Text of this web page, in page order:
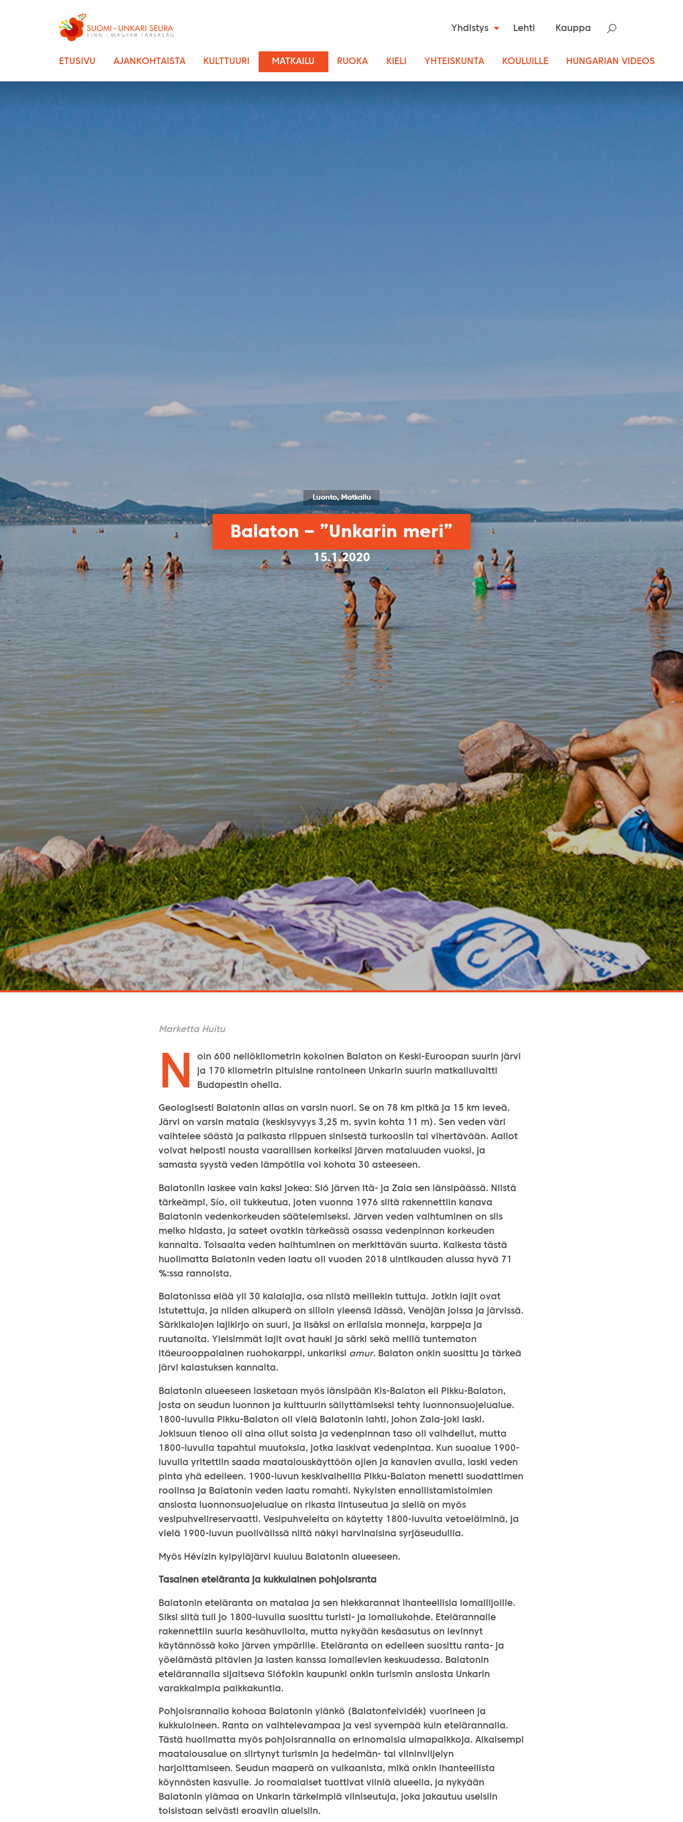
Yhdistys Lehti Kauppa
ETUSIVU AJANKOHTAISTA KULTTUURI MATKAILU RUOKA KIELI YHTEISKUNTA KOULUILLE HUNGARIAN VIDEOS
Luonto, Matkailu
Balaton – ”Unkarin meri”
15.1.2020
Marketta Huitu
N
oin 600 neliökilometrin kokoinen Balaton on Keski-Euroopan suurin järvi
ja 170 kilometrin pituisine rantoineen Unkarin suurin matkailuvaltti
Budapestin ohella.
Geologisesti Balatonin allas on varsin nuori. Se on 78 km pitkä ja 15 km leveä.
Järvi on varsin matala (keskisyvyys 3,25 m, syvin kohta 11 m). Sen veden väri
vaihtelee säästä ja paikasta riippuen sinisestä turkoosiin tai vihertävään. Aallot
voivat helposti nousta vaarallisen korkeiksi järven mataluuden vuoksi, ja
samasta syystä veden lämpötila voi kohota 30 asteeseen.
Balatoniin laskee vain kaksi jokea: Sió järven itä- ja Zala sen länsipäässä. Niistä
tärkeämpi, Sío, oli tukkeutua, joten vuonna 1976 siitä rakennettiin kanava
Balatonin vedenkorkeuden säätelemiseksi. Järven veden vaihtuminen on siis
melko hidasta, ja sateet ovatkin tärkeässä osassa vedenpinnan korkeuden
kannalta. Toisaalta veden haihtuminen on merkittävän suurta. Kaikesta tästä
huolimatta Balatonin veden laatu oli vuoden 2018 uintikauden alussa hyvä 71
%:ssa rannoista.
Balatonissa elää yli 30 kalalajia, osa niistä meillekin tuttuja. Jotkin lajit ovat
istutettuja, ja niiden alkuperä on silloin yleensä idässä, Venäjän joissa ja järvissä.
Särkikalojen lajikirjo on suuri, ja lisäksi on erilaisia monneja, karppeja ja
ruutanoita. Yleisimmät lajit ovat hauki ja särki sekä meillä tuntematon
itäeurooppalainen ruohokarppi, unkariksi amur. Balaton onkin suosittu ja tärkeä
järvi kalastuksen kannalta.
Balatonin alueeseen lasketaan myös länsipään Kis-Balaton eli Pikku-Balaton,
josta on seudun luonnon ja kulttuurin säilyttämiseksi tehty luonnonsuojelualue.
1800-luvulla Pikku-Balaton oli vielä Balatonin lahti, johon Zala-joki laski.
Jokisuun tienoo oli aina ollut soista ja vedenpinnan taso oli vaihdellut, mutta
1800-luvulla tapahtui muutoksia, jotka laskivat vedenpintaa. Kun suoalue 1900-
luvulla yritettiin saada maatalouskäyttöön ojien ja kanavien avulla, laski veden
pinta yhä edelleen. 1900-luvun keskivaiheilla Pikku-Balaton menetti suodattimen
roolinsa ja Balatonin veden laatu romahti. Nykyisten ennallistamistoimien
ansiosta luonnonsuojelualue on rikasta lintuseutua ja siellä on myös
vesipuhvelireservaatti. Vesipuhveleita on käytetty 1800-luvulta vetoeläiminä, ja
vielä 1900-luvun puolivälissä niitä näkyi harvinaisina syrjäseuduilla.
Myös Hévízin kylpyläjärvi kuuluu Balatonin alueeseen.
Tasainen eteläranta ja kukkulainen pohjoisranta
Balatonin eteläranta on matalaa ja sen hiekkarannat ihanteellisia lomailijoille.
Siksi siitä tuli jo 1800-luvulla suosittu turisti- ja lomailukohde. Etelärannalle
rakennettiin suuria kesähuviloita, mutta nykyään kesäasutus on levinnyt
käytännössä koko järven ympärille. Eteläranta on edelleen suosittu ranta- ja
yöelämästä pitävien ja lasten kanssa lomailevien keskuudessa. Balatonin
etelärannalla sijaitseva Siófokin kaupunki onkin turismin ansiosta Unkarin
varakkaimpia paikkakuntia.
Pohjoisrannalla kohoaa Balatonin ylänkö (Balatonfelvidék) vuorineen ja
kukkuloineen. Ranta on vaihtelevampaa ja vesi syvempää kuin etelärannalla.
Tästä huolimatta myös pohjoisrannalla on erinomaisia uimapaikkoja. Aikaisempi
maatalousalue on siirtynyt turismin ja hedelmän- tai viininviljelyn
harjoittamiseen. Seudun maaperä on vulkaanista, mikä onkin ihanteellista
köynnösten kasvulle. Jo roomalaiset tuottivat viiniä alueella, ja nykyään
Balatonin ylämaa on Unkarin tärkeimpiä viiniseutuja, joka jakautuu useisiin
toisistaan selvästi eroaviin alueisiin.